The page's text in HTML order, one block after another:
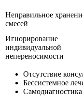
Неправильное
смесей
Игнорирование
индивидуальной
непереносимости
Отсутствие
Бессистемное
Самодиагностика